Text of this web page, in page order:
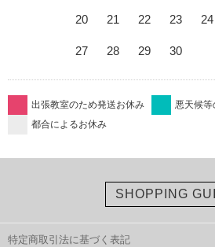
20 21 22 23 24
27 28 29 30
出張教室のため発送お休み
悪天候等
都合によるお休み
SHOPPING
特定商取引法に基づく表記